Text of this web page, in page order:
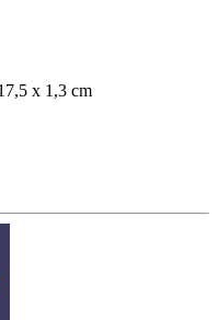
x 1,3 cm